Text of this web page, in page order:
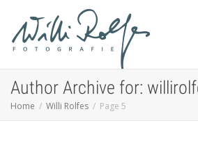
Author Archive for:
Home Willi Rolfes Page 5